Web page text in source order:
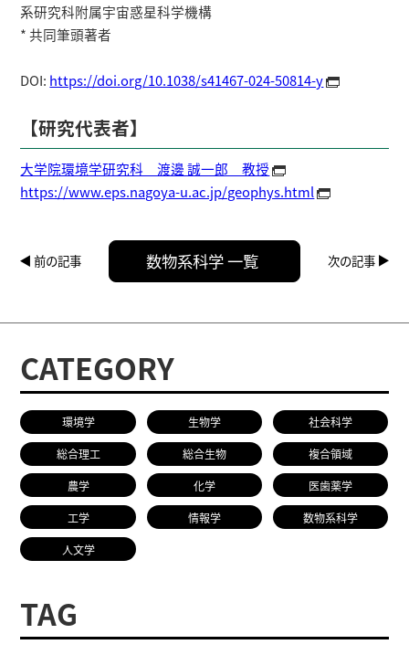
系研究科附属宇宙惑星科学機構
* 共同筆頭著者
DOI: https://doi.org/10.1038/s41467-024-50814-y
【研究代表者】
大学院環境学研究科 渡邊 誠一郎 教授
https://www.eps.nagoya-u.ac.jp/geophys.html
前の記事 数物系科学 一覧 次の記事
CATEGORY
環境学 生物学 社会科学
総合理工 総合生物 複合領域
農学 化学 医歯薬学
工学 情報学 数物系科学
人文学
TAG